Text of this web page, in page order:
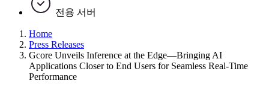
전용 서버
Home
Press Releases
Gcore Unveils Inference at the Edge—Bringing AI
Applications Closer to End Users for Seamless Real-Time
Performance